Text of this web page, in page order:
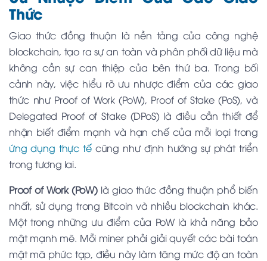
Thức
Giao thức đồng thuận là nền tảng của công nghệ
blockchain, tạo ra sự an toàn và phân phối dữ liệu mà
không cần sự can thiệp của bên thứ ba. Trong bối
cảnh này, việc hiểu rõ ưu nhược điểm của các giao
thức như Proof of Work (PoW), Proof of Stake (PoS), và
Delegated Proof of Stake (DPoS) là điều cần thiết để
nhận biết điểm mạnh và hạn chế của mỗi loại trong
ứng dụng thực tếcũng như định hướng sự phát triển
trong tương lai.
Proof of Work (PoW)là giao thức đồng thuận phổ biến
nhất, sử dụng trong Bitcoin và nhiều blockchain khác.
Một trong những ưu điểm của PoW là khả năng bảo
mật mạnh mẽ. Mỗi miner phải giải quyết các bài toán
mật mã phức tạp, điều này làm tăng mức độ an toàn